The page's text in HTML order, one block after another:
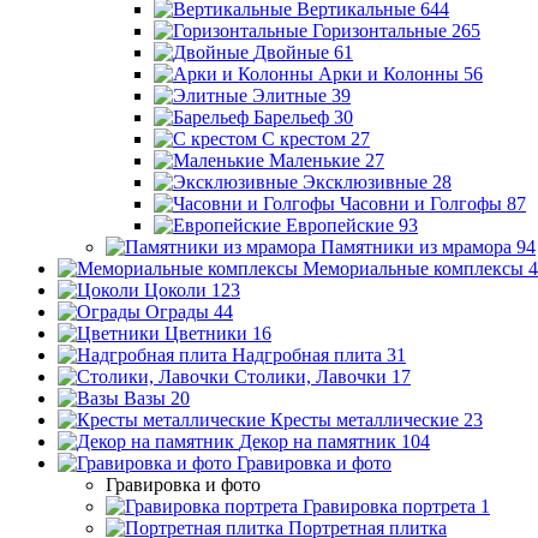
Вертикальные 644
Горизонтальные 265
Двойные 61
Арки и Колонны 56
Элитные 39
Барельеф 30
С крестом 27
Маленькие 27
Эксклюзивные 28
Часовни и Голгофы 87
Европейские 93
Памятники из мрамора 94
Мемориальные комплексы
Цоколи 123
Ограды 44
Цветники 16
Надгробная плита 31
Столики, Лавочки 17
Вазы 20
Кресты металлические 23
Декор на памятник 104
Гравировка и фото
Гравировка и фото
Гравировка портрета 1
Портретная плитка